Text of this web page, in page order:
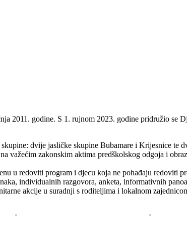
2011. godine. S 1. rujnom 2023. godine pridružio se
dvije jasličke skupine Bubamare i Krijesnice te
važećim zakonskim aktima predškolskog odgoja i
u redoviti program i djecu koja ne pohađaju redoviti
individualnih razgovora, anketa, informativnih
akcije u suradnji s roditeljima i lokalnom